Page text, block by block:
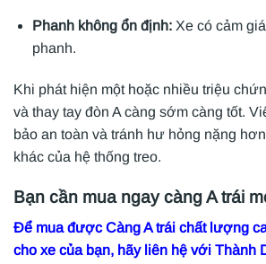
Phanh không ổn định: Xe có cảm
phanh.
Khi phát hiện một hoặc nhiều triệu
và thay tay đòn A càng sớm càng tốt.
bảo an toàn và tránh hư hỏng nặng
khác của hệ thống treo.
Bạn cần mua ngay càng A trái
Để mua được Càng A trái chất lượng
cho xe của bạn, hãy liên hệ với Thành